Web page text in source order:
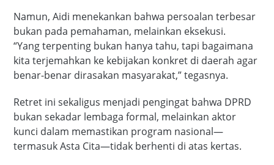
Namun, Aidi menekankan bahwa persoalan terbesar
bukan pada pemahaman, melainkan eksekusi.
“Yang terpenting bukan hanya tahu, tapi bagaimana
kita terjemahkan ke kebijakan konkret di daerah agar
benar-benar dirasakan masyarakat,” tegasnya.
Retret ini sekaligus menjadi pengingat bahwa DPRD
bukan sekadar lembaga formal, melainkan aktor
kunci dalam memastikan program nasional—
termasuk Asta Cita—tidak berhenti di atas kertas.